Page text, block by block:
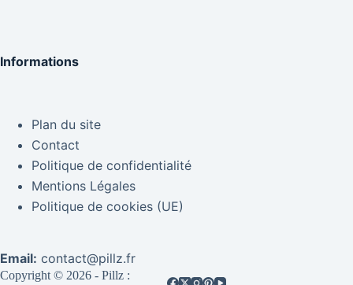
Informations
Plan du site
Contact
Politique de confidentialité
Mentions Légales
Politique de cookies (UE)
Email: contact@pillz.fr
Copyright © 2026 - Pillz :